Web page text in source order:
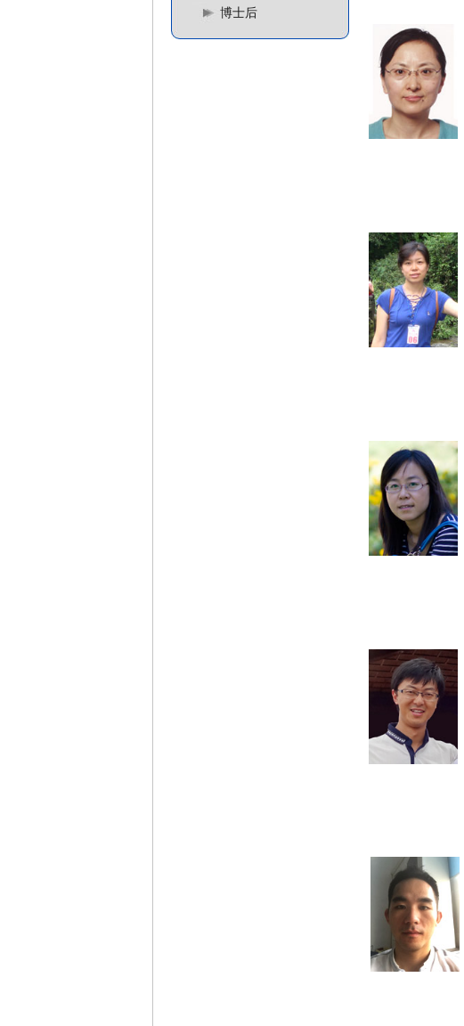
博士后